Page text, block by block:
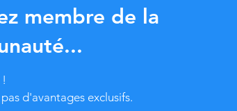
membre de la
d'avantages exclusifs.